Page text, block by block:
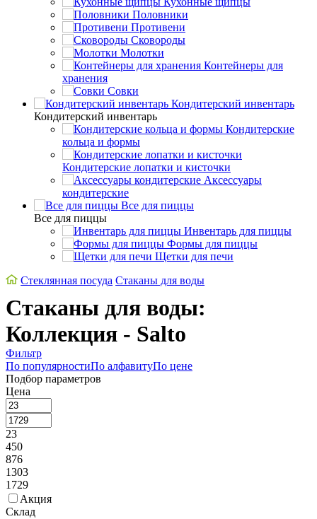
Половники
Противени
Сковороды
Молотки
Контейнеры для
хранения
Совки
Кондитерский инвентарь
Кондитерский инвентарь
Кондитерские
кольца и формы
Кондитерские лопатки и кисточки
Аксессуары
кондитерские
Все для пиццы
Все для пиццы
Инвентарь для пиццы
Формы для пиццы
Щетки для печи
Стеклянная посуда Стаканы для воды
Стаканы для воды:
Коллекция - Salto
Фильтр
По популярностиПо алфавитуПо цене
Подбор параметров
Цена
23
450
876
1303
1729
Акция
Склад